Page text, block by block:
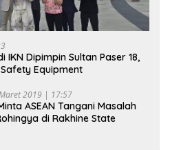
IKN Dipimpin Sultan Paser 18,
Equipment
2019 | 17:57
ASEAN Tangani Masalah
di Rakhine State